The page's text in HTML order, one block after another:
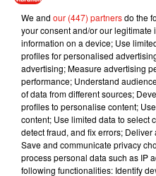
fondateur Sylvain Duthu a
un nouveau Boulevard des
avec de nouveaux
découvrir certains sur la
Keen'V et Ridsa,
Tour Vibration
Quand on penseTour
penser àKeen'V etRidsa.
We and our (447) partnersdo the
your consent and/or our legitimate
information on a device; Use
profiles for personalised
advertising; Measure advertising
performance; Understand
of data from different sources;
profiles to personalise content;
content; Use limited data to select
detect fraud, and fix errors;
Save and communicate privacy
process personal data such as IP
following functionalities: Identify